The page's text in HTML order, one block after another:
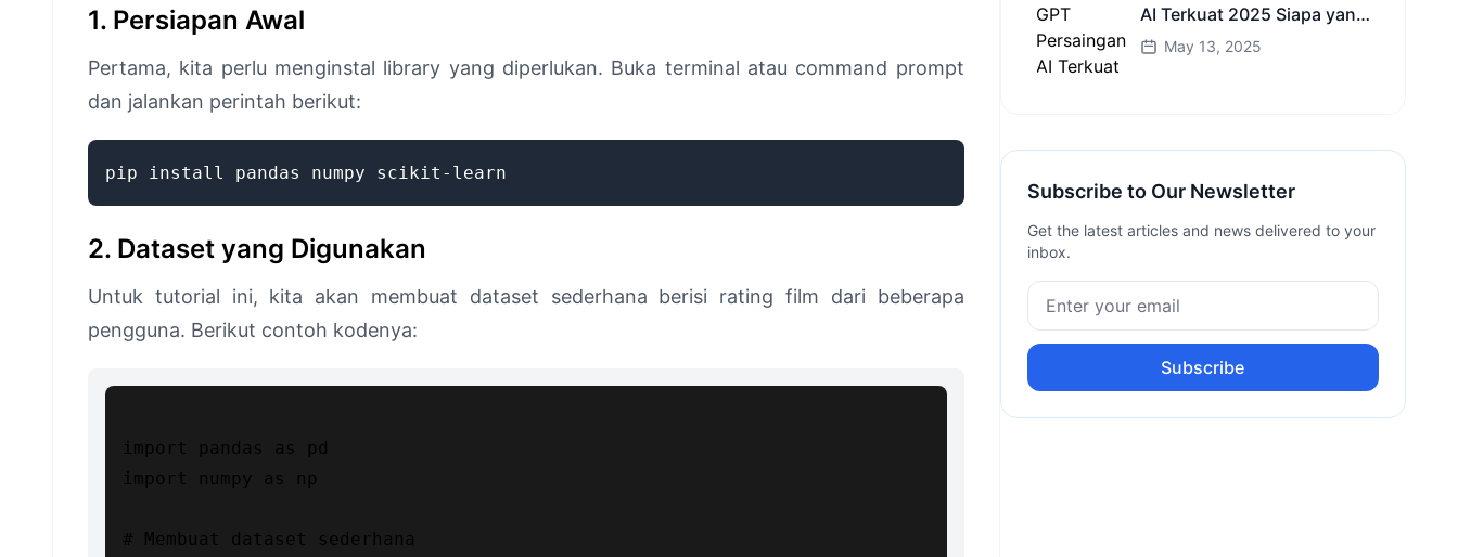
1. Persiapan Awal
Pertama, kita perlu menginstal library yang diperlukan. Buka terminal atau command prompt
dan jalankan perintah berikut:
pip install pandas numpy scikit-learn
2. Dataset yang Digunakan
Untuk tutorial ini, kita akan membuat dataset sederhana berisi rating film dari beberapa
pengguna. Berikut contoh kodenya:
import pandas as pd
import numpy as np
# Membuat dataset sederhana
AI Terkuat 2025 Siapa yang
Lebih Cerdas?
May 13, 2025
Subscribe to Our Newsletter
Get the latest articles and news delivered to your
inbox.
Subscribe